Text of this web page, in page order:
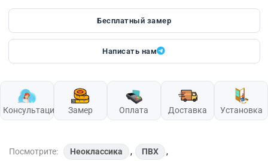
Бесплатный замер
Написать нам
Консультация Замер Оплата Доставка Установка
Посмотрите: Неоклассика , ПВХ ,